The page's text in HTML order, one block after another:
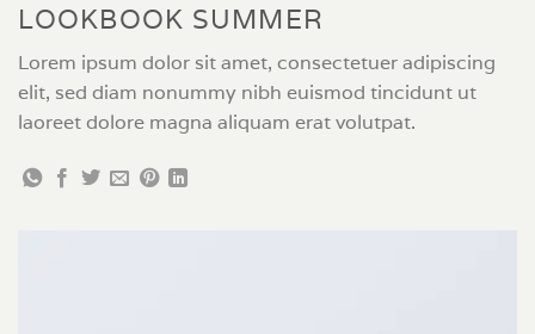
LOOKBOOK SUMMER
Lorem ipsum dolor sit amet, consectetuer adipiscing
elit, sed diam nonummy nibh euismod tincidunt ut
laoreet dolore magna aliquam erat volutpat.